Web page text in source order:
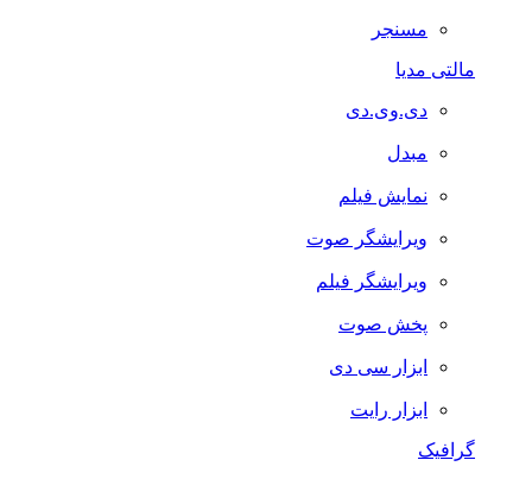
مسنجر
مالتی مدیا
دی.وی.دی
مبدل
نمایش فیلم
ویرایشگر صوت
ویرایشگر فیلم
پخش صوت
ابزار سی دی
ابزار رایت
گرافیک